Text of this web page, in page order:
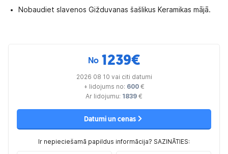
Nobaudiet slavenos Gižduvanas šašlikus Keramikas mājā.
No 1239€
2026 08 10 vai citi datumi
+ lidojums no: 600 €
Ar lidojumu: 1839 €
Datumi un cenas
Ir nepieciešamā papildus informācija? SAZINĀTIES: